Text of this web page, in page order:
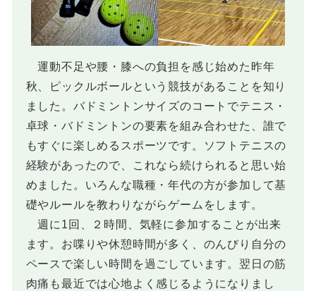
運動不足や腰・膝への負担を感じ始めた昨年
秋、ピックルボールという競技があることを知り
ました。バドミントンサイズのコートでテニス・
卓球・バドミントンの要素を組み合わせた、誰で
もすぐに楽しめるスポーツです。ソフトテニスの
経験があったので、これなら続けられると思い始
めました。いろんな職種・年代の方が参加して基
礎やルールを教わりながらゲームをします。
週に1回、２時間、気軽に参加することが出来
ます。お喋りや休憩時間が多く、のんびり自分の
ペースで楽しい時間を過ごしています。翌日の筋
肉痛も最近では心地よく感じるようになりまし